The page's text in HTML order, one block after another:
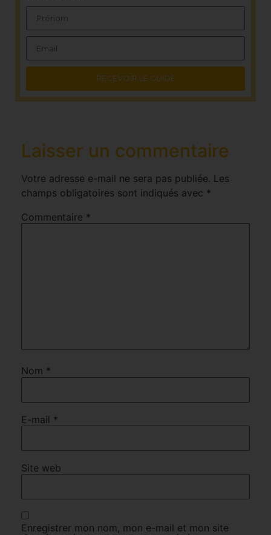
RECEVOIR LE GUIDE
Laisser un commentaire
Votre adresse e-mail ne sera pas publiée. Les
champs obligatoires sont indiqués avec *
Commentaire *
Nom *
E-mail *
Site web
Enregistrer mon nom, mon e-mail et mon site